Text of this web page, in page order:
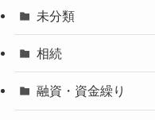
未分類
相続
融資・資金繰り